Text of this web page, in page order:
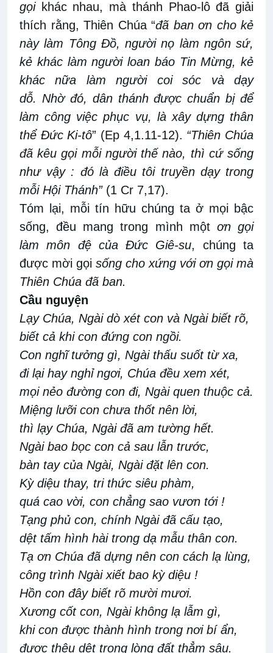
gọikhác nhau, mà thánh Phao-lô đã giải
thích rằng, Thiên Chúa “đã ban ơn cho kẻ
này làm Tông Đồ, người nọ làm ngôn sứ,
kẻ khác làm người loan báo Tin Mừng, kẻ
khác nữa làm người coi sóc và dạy
dỗ. Nhờ đó, dân thánh được chuẩn bị để
làm công việc phục vụ, là xây dựng thân
thể Đức Ki-tô” (Ep 4,1.11-12). “Thiên Chúa
đã kêu gọi mỗi người thế nào, thì cứ sống
như vậy : đó là điều tôi truyền dạy trong
mỗi Hội Thánh”(1 Cr 7,17).
Tóm lại, mỗi tín hữu chúng ta ở mọi bậc
sống, đều mang trong mình một ơn gọi
làm môn đệ của Đức Giê-su, chúng ta
được mời gọi sống cho xứng với ơn gọi mà
Thiên Chúa đã ban.
Cầu nguyện
Lạy Chúa, Ngài dò xét con và Ngài biết rõ,
biết cả khi con đứng con ngồi.
Con nghĩ tưởng gì, Ngài thấu suốt từ xa,
đi lại hay nghỉ ngơi, Chúa đều xem xét,
mọi nẻo đường con đi, Ngài quen thuộc cả.
Miệng lưỡi con chưa thốt nên lời,
thì lạy Chúa, Ngài đã am tường hết.
Ngài bao bọc con cả sau lẫn trước,
bàn tay của Ngài, Ngài đặt lên con.
Kỳ diệu thay, tri thức siêu phàm,
quá cao vời, con chẳng sao vươn tới !
Tạng phủ con, chính Ngài đã cấu tạo,
dệt tấm hình hài trong dạ mẫu thân con.
Tạ ơn Chúa đã dựng nên con cách lạ lùng,
công trình Ngài xiết bao kỳ diệu !
Hồn con đây biết rõ mười mươi.
Xương cốt con, Ngài không lạ lẫm gì,
khi con được thành hình trong nơi bí ẩn,
được thêu dệt trong lòng đất thẳm sâu.